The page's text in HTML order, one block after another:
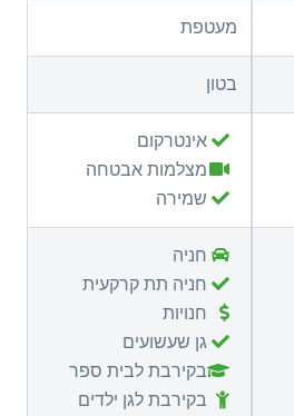
מעטפת
בטון
אינטרקום
מצלמות אבטחה
שמירה
חניה
חניה תת קרקעית
חנויות
גן שעשועים
בקירבת לבית ספר
בקירבת לגן ילדים